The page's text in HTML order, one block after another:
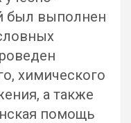
был выполнен
химического
а также
помощь